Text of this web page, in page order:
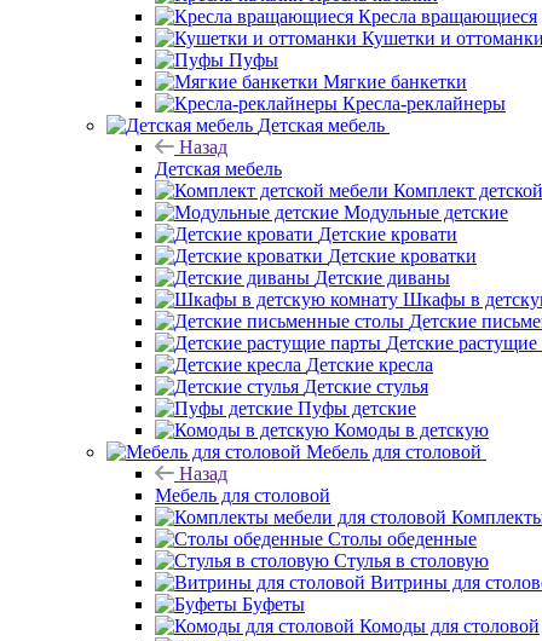
Кресла вращающиеся
Кушетки и оттоманки
Пуфы
Мягкие банкетки
Кресла-реклайнеры
Детская мебель
Назад
Детская мебель
Комплект
Модульные детские
Детские кровати
Детские кроватки
Детские диваны
Шкафы в
Детские
Детские
Детские кресла
Детские стулья
Пуфы детские
Комоды в детскую
Мебель для столовой
Назад
Мебель для столовой
Столы обеденные
Стулья в столовую
Витрины для
Буфеты
Комоды для столовой